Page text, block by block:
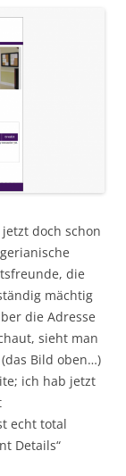
doch schon
die
mächtig
die Adresse
sieht man
(das Bild oben…)
ich hab jetzt
echt total
Details“